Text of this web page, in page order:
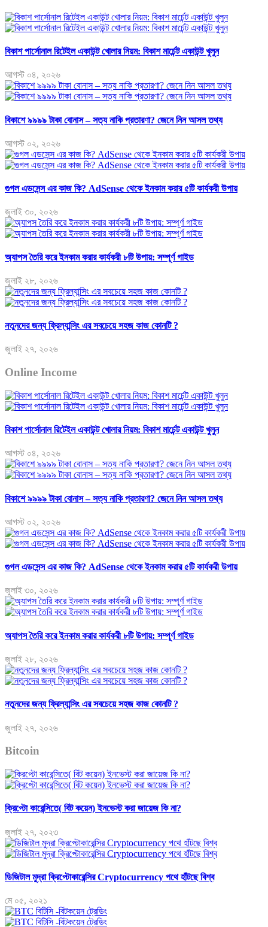
বিকাশ পার্সোনাল রিটেইল একাউন্ট খোলার নিয়ম: বিকাশ মার্চেন্ট একাউন্ট খুলুন
আগস্ট ০৪, ২০২৬
বিকাশে ৯৯৯৯ টাকা বোনাস – সত্য নাকি প্রতারণা? জেনে নিন আসল তথ্য
আগস্ট ০২, ২০২৬
গুগল এডসেন্স এর কাজ কি? AdSense থেকে ইনকাম করার ৫টি কার্যকরী উপায়
জুলাই ৩০, ২০২৬
অ্যাপস তৈরি করে ইনকাম করার কার্যকরী ৮টি উপায়: সম্পূর্ণ গাইড
জুলাই ২৮, ২০২৬
নতুনদের জন্য ফ্রিল্যান্সিং এর সবচেয়ে সহজ কাজ কোনটি ?
জুলাই ২৭, ২০২৬
Online Income
বিকাশ পার্সোনাল রিটেইল একাউন্ট খোলার নিয়ম: বিকাশ মার্চেন্ট একাউন্ট খুলুন
আগস্ট ০৪, ২০২৬
বিকাশে ৯৯৯৯ টাকা বোনাস – সত্য নাকি প্রতারণা? জেনে নিন আসল তথ্য
আগস্ট ০২, ২০২৬
গুগল এডসেন্স এর কাজ কি? AdSense থেকে ইনকাম করার ৫টি কার্যকরী উপায়
জুলাই ৩০, ২০২৬
অ্যাপস তৈরি করে ইনকাম করার কার্যকরী ৮টি উপায়: সম্পূর্ণ গাইড
জুলাই ২৮, ২০২৬
নতুনদের জন্য ফ্রিল্যান্সিং এর সবচেয়ে সহজ কাজ কোনটি ?
জুলাই ২৭, ২০২৬
Bitcoin
ক্রিপ্টো কারেন্সিতে( বিট কয়েন) ইনভেস্ট করা জায়েজ কি না?
জুলাই ২৭, ২০২৩
ডিজিটাল মুদ্রা ক্রিপ্টোকারেন্সির Cryptocurrency পথে হাঁটছে বিশ্ব
মে ০৫, ২০২১